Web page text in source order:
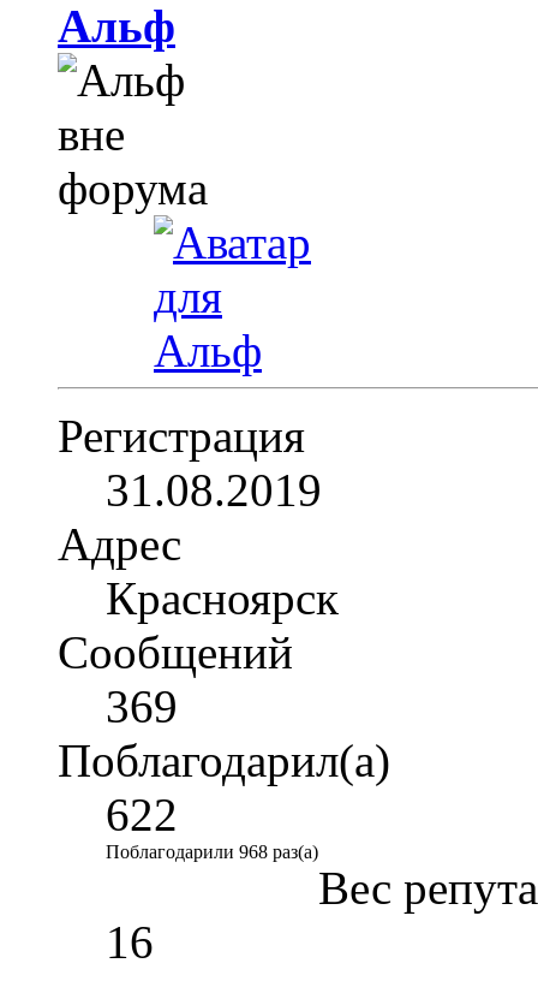
Альф
Регистрация
31.08.2019
Адрес
Красноярск
Сообщений
369
Поблагодарил(а)
622
Поблагодарили 968 раз(а)
Вес
16